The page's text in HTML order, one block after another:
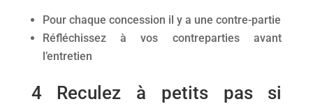
Pour chaque concession il y a une contre-partie
Réfléchissez à vos contreparties avant
l’entretien
4 Reculez à petits pas si